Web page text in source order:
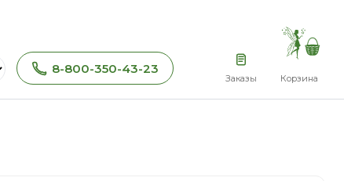
8-800-350-43-23
Заказы Корзина